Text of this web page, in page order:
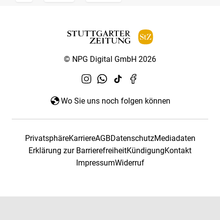
© NPG Digital GmbH 2026
Wo Sie uns noch folgen können
PrivatsphäreKarriereAGBDatenschutzMediadaten
Erklärung zur BarrierefreiheitKündigungKontakt
ImpressumWiderruf